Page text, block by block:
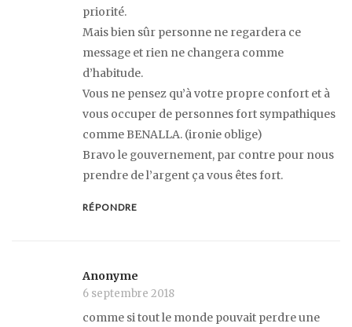
priorité.
Mais bien sûr personne ne regardera ce
message et rien ne changera comme
d’habitude.
Vous ne pensez qu’à votre propre confort et à
vous occuper de personnes fort sympathiques
comme BENALLA. (ironie oblige)
Bravo le gouvernement, par contre pour nous
prendre de l’argent ça vous êtes fort.
RÉPONDRE
Anonyme
6 septembre 2018
comme si tout le monde pouvait perdre une